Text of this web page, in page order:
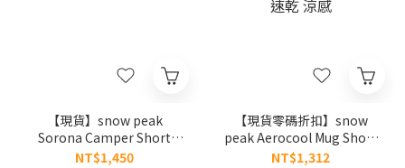
【現貨】snow peak
Sorona Camper Short
Sleeve T-shirt 露營烹飪圖
NT$1,450
【現貨零碼折扣】snow
peak Aerocool Mug Short
Sleeve T-shirt A字立牌 馬
NT$1,312